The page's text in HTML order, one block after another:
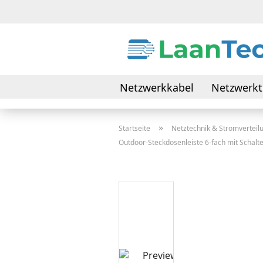
Netzwerkkabel
Daten- & Verbindungskabel
Startseite » Netztechnik &
Outdoor-Steckdosenleiste 6-fach mit